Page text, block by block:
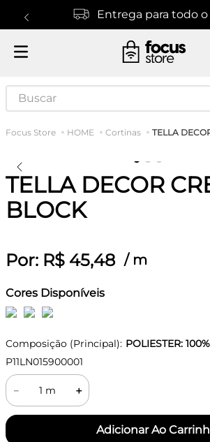
Entrega para todo o
Buscar
HOME Cortinas TELLA
TELLA DECOR
BLOCK
Por: R$ 45,48 / m
Cores Disponíveis
Composição (Principal): POLIESTER: 100%
P11LN015900001
＋
－